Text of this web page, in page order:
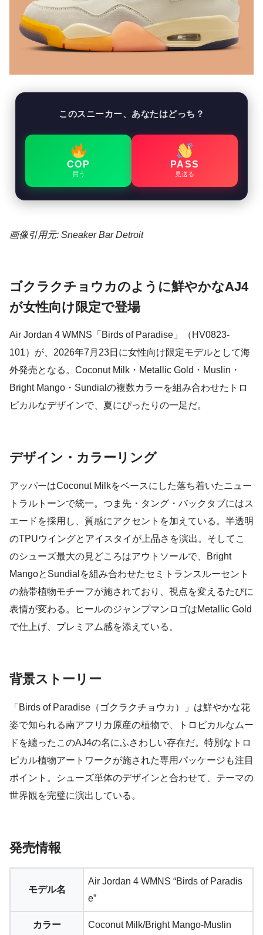
このスニーカー、あなたはどっち？
COP
買う
PASS
見送る
画像引用元: Sneaker Bar Detroit
ゴクラクチョウカのように鮮やかなAJ4
が女性向け限定で登場
Air Jordan 4 WMNS「Birds of Paradise」（HV0823-
101）が、2026年7月23日に女性向け限定モデルとして海
外発売となる。Coconut Milk・Metallic Gold・Muslin・
Bright Mango・Sundialの複数カラーを組み合わせたトロ
ピカルなデザインで、夏にぴったりの一足だ。
デザイン・カラーリング
アッパーはCoconut Milkをベースにした落ち着いたニュー
トラルトーンで統一。つま先・タング・バックタブにはス
エードを採用し、質感にアクセントを加えている。半透明
のTPUウイングとアイスタイが上品さを演出。そしてこ
のシューズ最大の見どころはアウトソールで、Bright
MangoとSundialを組み合わせたセミトランスルーセント
の熱帯植物モチーフが施されており、視点を変えるたびに
表情が変わる。ヒールのジャンプマンロゴはMetallic Gold
で仕上げ、プレミアム感を添えている。
背景ストーリー
「Birds of Paradise（ゴクラクチョウカ）」は鮮やかな花
姿で知られる南アフリカ原産の植物で、トロピカルなムー
ドを纏ったこのAJ4の名にふさわしい存在だ。特別なトロ
ピカル植物アートワークが施された専用パッケージも注目
ポイント。シューズ単体のデザインと合わせて、テーマの
世界観を完璧に演出している。
発売情報
モデル名
Air Jordan 4 WMNS “Birds of Paradis
e”
カラー Coconut Milk/Bright Mango-Muslin